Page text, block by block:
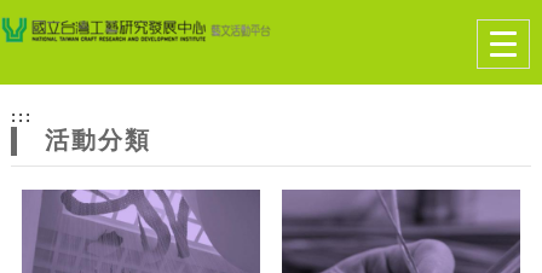
網
站
主
題
跳到主要內容
網站導覽
:::
活動分類